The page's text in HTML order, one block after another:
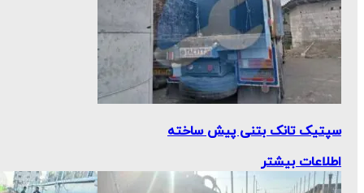
سپتیک تانک بتنی پیش ‌ساخته
اطلاعات بیشتر